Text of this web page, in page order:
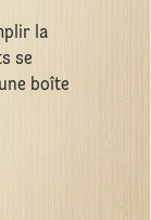
la
se
boîte